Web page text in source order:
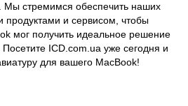
Мы стремимся обеспечить наших
продуктами и сервисом, чтобы
мог получить идеальное решение
ICD.com.ua уже сегодня и
для вашего MacBook!